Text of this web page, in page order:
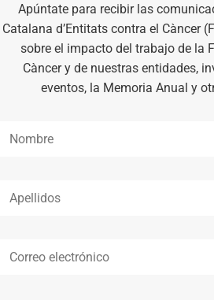
Apúntate para recibir las
Catalana d’Entitats contra el Càncer
sobre el impacto del trabajo de la
Càncer y de nuestras entidades,
eventos, la Memoria Anual y